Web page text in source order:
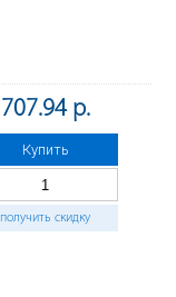
707.94 р.
Купить
получить скидку